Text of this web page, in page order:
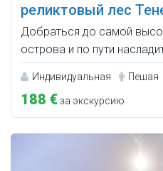
реликтовый лес
Добраться до самой
острова и по пути
Индивидуальная Пешая
188 €за экскурсию